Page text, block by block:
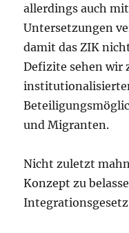
allerdings auch
Untersetzungen
damit das ZIK
Defizite sehen wir
und Migranten.
Nicht zuletzt
Konzept zu